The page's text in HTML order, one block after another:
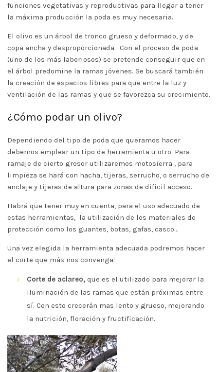
funciones vegetativas y reproductivas para llegar a tener
la máxima producción la poda es muy necesaria.
El olivo es un árbol de tronco grueso y deformado, y de
copa ancha y desproporcionada. Con el proceso de poda
(uno de los más laboriosos) se pretende conseguir que en
el árbol predomine la ramas jóvenes. Se buscará también
la creación de espacios libres para que entre la luz y
ventilación de las ramas y que se favorezca su crecimiento.
¿Cómo podar un olivo?
Dependiendo del tipo de poda que queramos hacer
debemos emplear un tipo de herramienta u otro. Para
ramaje de cierto grosor utilizaremos motosierra , para
limpieza se hará con hacha, tijeras, serrucho, o serrucho de
anclaje y tijeras de altura para zonas de difícil acceso.
Habrá que tener muy en cuenta, para el uso adecuado de
estas herramientas, la utilización de los materiales de
protección como los guantes, botas, gafas, casco…
Una vez elegida la herramienta adecuada podremos hacer
el corte que más nos convenga:
Corte de aclareo, que es el utilizado para mejorar la
iluminación de las ramas que están próximas entre
sí. Con esto crecerán mas lento y grueso, mejorando
la nutrición, floración y fructificación.